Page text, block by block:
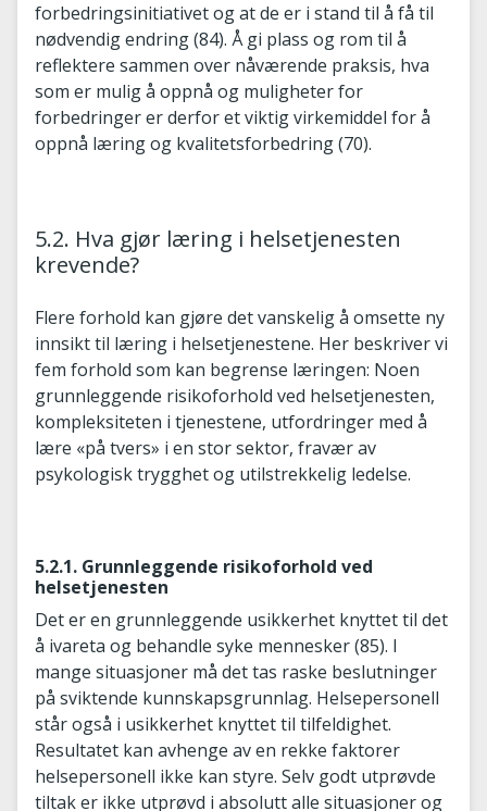
forbedringsinitiativet og at de er i stand til å få til
nødvendig endring (84). Å gi plass og rom til å
reflektere sammen over nåværende praksis, hva
som er mulig å oppnå og muligheter for
forbedringer er derfor et viktig virkemiddel for å
oppnå læring og kvalitetsforbedring (70).
5.2. Hva gjør læring i helsetjenesten
krevende?
Flere forhold kan gjøre det vanskelig å omsette ny
innsikt til læring i helsetjenestene. Her beskriver vi
fem forhold som kan begrense læringen: Noen
grunnleggende risikoforhold ved helsetjenesten,
kompleksiteten i tjenestene, utfordringer med å
lære «på tvers» i en stor sektor, fravær av
psykologisk trygghet og utilstrekkelig ledelse.
5.2.1. Grunnleggende risikoforhold ved
helsetjenesten
Det er en grunnleggende usikkerhet knyttet til det
å ivareta og behandle syke mennesker (85). I
mange situasjoner må det tas raske beslutninger
på sviktende kunnskapsgrunnlag. Helsepersonell
står også i usikkerhet knyttet til tilfeldighet.
Resultatet kan avhenge av en rekke faktorer
helsepersonell ikke kan styre. Selv godt utprøvde
tiltak er ikke utprøvd i absolutt alle situasjoner og